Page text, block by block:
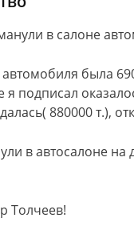
в салоне
была
я подписал
880000 т.),
в автосалоне
Толчеев!